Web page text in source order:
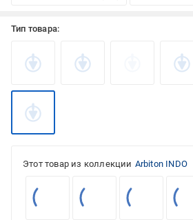
Тип товара:
Этот товар из коллекции Arbiton INDO